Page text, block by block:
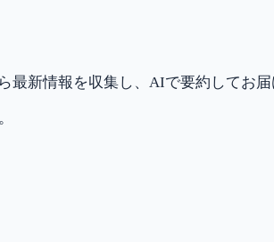
新情報を収集し、AIで要約してお届